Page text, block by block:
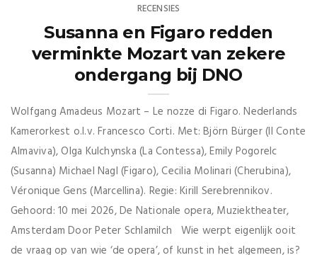
RECENSIES
Susanna en Figaro redden
verminkte Mozart van zekere
ondergang bij DNO
Wolfgang Amadeus Mozart – Le nozze di Figaro. Nederlands
Kamerorkest o.l.v. Francesco Corti. Met: Björn Bürger (Il Conte
Almaviva), Olga Kulchynska (La Contessa), Emily Pogorelc
(Susanna) Michael Nagl (Figaro), Cecilia Molinari (Cherubina),
Véronique Gens (Marcellina). Regie: Kirill Serebrennikov.
Gehoord: 10 mei 2026, De Nationale opera, Muziektheater,
Amsterdam Door Peter Schlamilch Wie werpt eigenlijk ooit
de vraag op van wie ‘de opera’, of kunst in het algemeen, is?